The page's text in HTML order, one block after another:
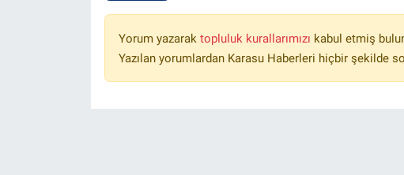
Yorum yazarak topluluk kurallarımızı kabul etmiş
Yazılan yorumlardan Karasu Haberleri hiçbir şekilde